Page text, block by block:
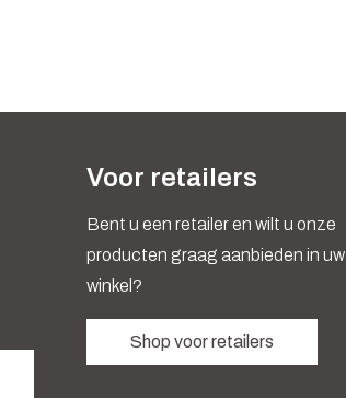
Voor retailers
Bent u een retailer en wilt u onze
producten graag aanbieden in uw
winkel?
Shop voor retailers